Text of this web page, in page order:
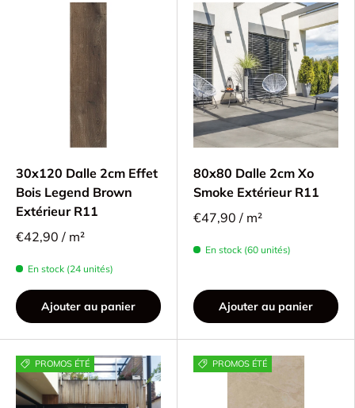
30x120 Dalle 2cm Effet
Bois Legend Brown
Extérieur R11
€42,90 / m²
En stock (24 unités)
Ajouter au panier
80x80 Dalle 2cm Xo
Smoke Extérieur R11
€47,90 / m²
En stock (60 unités)
Ajouter au panier
PROMOS ÉTÉ PROMOS ÉTÉ